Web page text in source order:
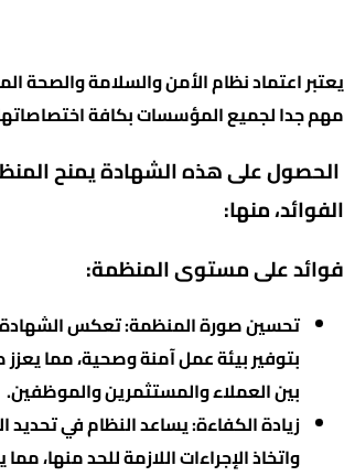
مهم جدا لجميع المؤسسات بكافة
الحصول على هذه الشهادة يمنح
الفوائد، منها:
فوائد على مستوى المنظمة:
تحسين صورة المنظمة: تعكس الشهادة
بتوفير بيئة عمل آمنة وصحية، مما
بين العملاء والمستثمرين والموظفين.
زيادة الكفاءة: يساعد النظام في تحديد
واتخاذ الإجراءات اللازمة للحد منها،